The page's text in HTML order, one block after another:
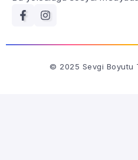
© 2025 Sevgi Boyutu